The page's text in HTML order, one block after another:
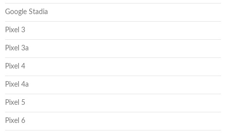
Google Stadia
Pixel 3
Pixel 3a
Pixel 4
Pixel 4a
Pixel 5
Pixel 6